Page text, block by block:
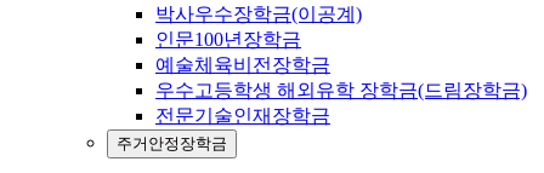
박사우수장학금(이공계)
인문100년장학금
예술체육비전장학금
우수고등학생 해외유학 장학금(드림장학금)
전문기술인재장학금
주거안정장학금